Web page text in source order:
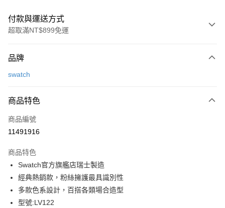
付款與運送方式
超取滿NT$899免運
信用卡一次付款
Apple Pay
街口支付
Google Pay
全盈+PAY
大哥付你分期
品牌
swatch
商品特色
商品編號
11491916
商品特色
Swatch官方旗艦店瑞士製造
經典熱銷款，粉絲擁護最具識別性
多款色系設計，百搭各類場合造型
型號:LV122